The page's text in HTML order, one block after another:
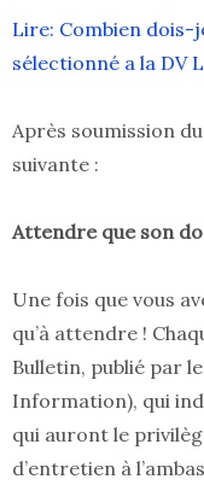
Lire: Combien dois-
sélectionné a la DV
Après soumission
suivante :
Attendre que son
Une fois que vous
qu’à attendre !
Bulletin, publié par
Information), qui
qui auront le
d’entretien à